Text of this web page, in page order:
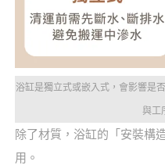
浴缸是獨立式或嵌入式，會影響是
與工
除了材質，浴缸的「安裝構
用。